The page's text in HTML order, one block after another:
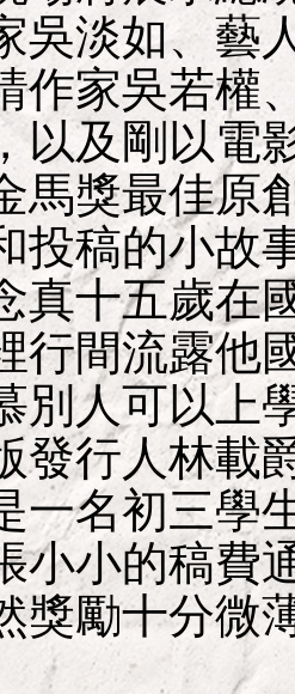
吳淡如、藝
作家吳若權
以及剛以電
馬獎最佳原
投稿的小故
十五歲在
行間流露他
別人可以上
行人林載
一名初三學
小小的稿費
獎勵十分微